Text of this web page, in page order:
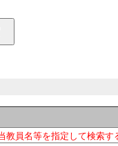
教員名等を指定して検索